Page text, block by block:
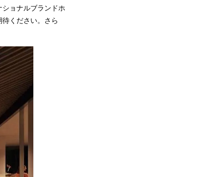
ョナルブランドホ
ください。さら